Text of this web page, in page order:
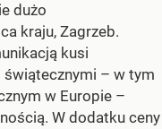
dużo
kraju, Zagrzeb.
kusi
– w tym
w Europie –
W dodatku ceny